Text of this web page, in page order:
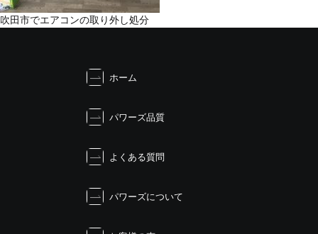
投
吹田市でエアコンの取り外し処分
ホーム
パワーズ品質
よくある質問
パワーズについて